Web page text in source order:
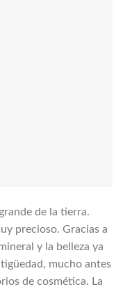
de la tierra.
precioso. Gracias a
y la belleza ya
mucho antes
de cosmética. La